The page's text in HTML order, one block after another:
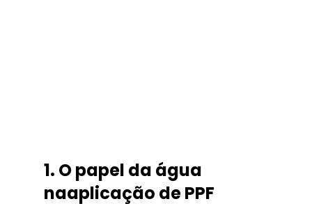
1. O papel da água
naaplicação de PPF